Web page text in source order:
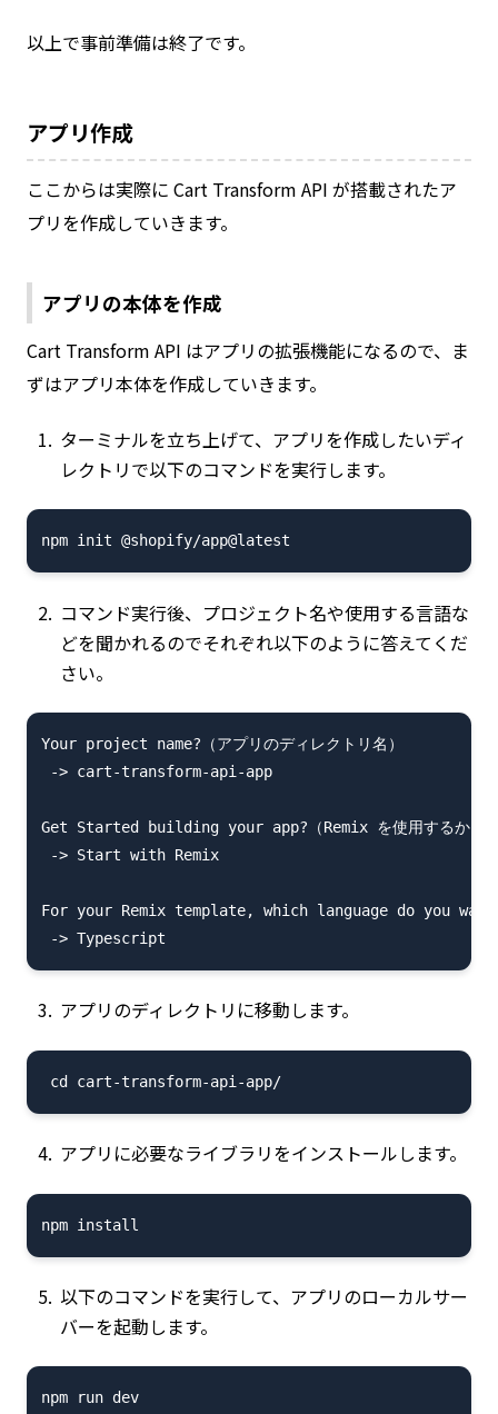
以上で事前準備は終了です。
アプリ作成
ここからは実際に Cart Transform API が搭載されたア
プリを作成していきます。
アプリの本体を作成
Cart Transform API はアプリの拡張機能になるので、ま
ずはアプリ本体を作成していきます。
ターミナルを立ち上げて、アプリを作成したいディ
レクトリで以下のコマンドを実行します。
コマンド実行後、プロジェクト名や使用する言語な
どを聞かれるのでそれぞれ以下のように答えてくだ
さい。
Your project name?（アプリのディレクトリ名）
-> cart-transform-api-app
Get Started building your app?（Remix を使用するかど
-> Start with Remix
For your Remix template, which language do you want?
アプリのディレクトリに移動します。
cd cart-transform-api-app/
アプリに必要なライブラリをインストールします。
以下のコマンドを実行して、アプリのローカルサー
バーを起動します。
npm run dev